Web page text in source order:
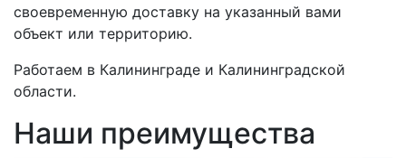
своевременную доставку на указанный вами
объект или территорию.
Работаем в Калининграде и Калининградской
области.
Наши преимущества